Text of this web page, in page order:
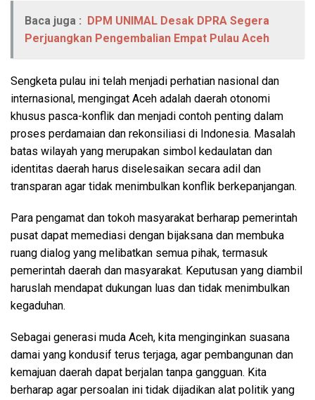
Baca juga :
DPM UNIMAL Desak DPRA Segera
Perjuangkan Pengembalian Empat Pulau Aceh
Sengketa pulau ini telah menjadi perhatian nasional dan
internasional, mengingat Aceh adalah daerah otonomi
khusus pasca-konflik dan menjadi contoh penting dalam
proses perdamaian dan rekonsiliasi di Indonesia. Masalah
batas wilayah yang merupakan simbol kedaulatan dan
identitas daerah harus diselesaikan secara adil dan
transparan agar tidak menimbulkan konflik berkepanjangan.
Para pengamat dan tokoh masyarakat berharap pemerintah
pusat dapat memediasi dengan bijaksana dan membuka
ruang dialog yang melibatkan semua pihak, termasuk
pemerintah daerah dan masyarakat. Keputusan yang diambil
haruslah mendapat dukungan luas dan tidak menimbulkan
kegaduhan.
Sebagai generasi muda Aceh, kita menginginkan suasana
damai yang kondusif terus terjaga, agar pembangunan dan
kemajuan daerah dapat berjalan tanpa gangguan. Kita
berharap agar persoalan ini tidak dijadikan alat politik yang